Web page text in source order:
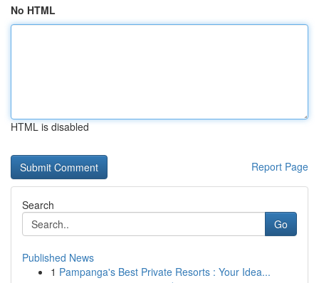
No HTML
HTML is disabled
Report Page
Search
Go
Published News
1 Pampanga's Best Private Resorts : Your Idea...